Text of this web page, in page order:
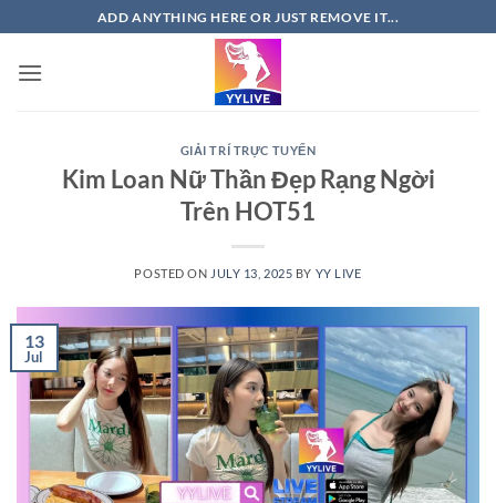
to
content
ADD ANYTHING HERE OR JUST REMOVE IT...
GIẢI TRÍ TRỰC TUYẾN
Kim Loan Nữ Thần Đẹp Rạng Ngời
Trên HOT51
POSTED ON JULY 13, 2025 BY YY LIVE
13
Jul